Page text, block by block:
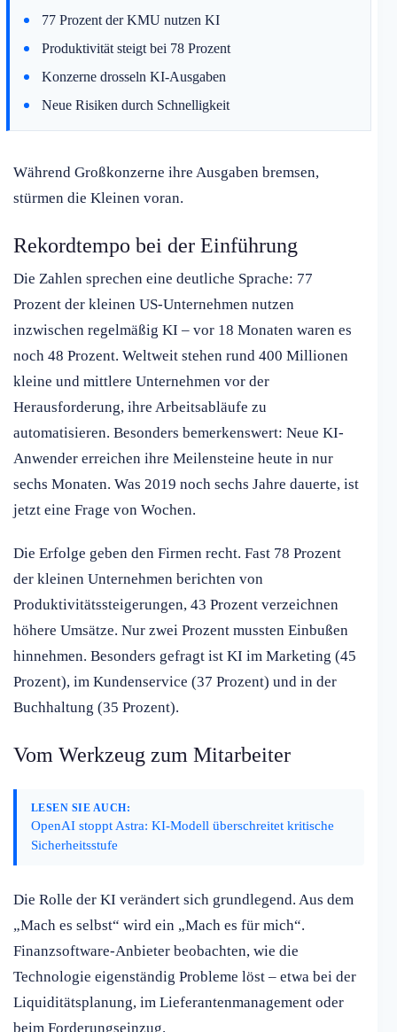
77 Prozent der KMU nutzen KI
Produktivität steigt bei 78 Prozent
Konzerne drosseln KI-Ausgaben
Neue Risiken durch Schnelligkeit
Während Großkonzerne ihre Ausgaben bremsen,
stürmen die Kleinen voran.
Rekordtempo bei der Einführung
Die Zahlen sprechen eine deutliche Sprache: 77
Prozent der kleinen US-Unternehmen nutzen
inzwischen regelmäßig KI – vor 18 Monaten waren es
noch 48 Prozent. Weltweit stehen rund 400 Millionen
kleine und mittlere Unternehmen vor der
Herausforderung, ihre Arbeitsabläufe zu
automatisieren. Besonders bemerkenswert: Neue KI-
Anwender erreichen ihre Meilensteine heute in nur
sechs Monaten. Was 2019 noch sechs Jahre dauerte, ist
jetzt eine Frage von Wochen.
Die Erfolge geben den Firmen recht. Fast 78 Prozent
der kleinen Unternehmen berichten von
Produktivitätssteigerungen, 43 Prozent verzeichnen
höhere Umsätze. Nur zwei Prozent mussten Einbußen
hinnehmen. Besonders gefragt ist KI im Marketing (45
Prozent), im Kundenservice (37 Prozent) und in der
Buchhaltung (35 Prozent).
Vom Werkzeug zum Mitarbeiter
LESEN SIE AUCH:
OpenAI stoppt Astra: KI-Modell überschreitet kritische
Sicherheitsstufe
Die Rolle der KI verändert sich grundlegend. Aus dem
„Mach es selbst“ wird ein „Mach es für mich“.
Finanzsoftware-Anbieter beobachten, wie die
Technologie eigenständig Probleme löst – etwa bei der
Liquiditätsplanung, im Lieferantenmanagement oder
beim Forderungseinzug.